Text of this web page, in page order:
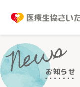
News
お知らせ